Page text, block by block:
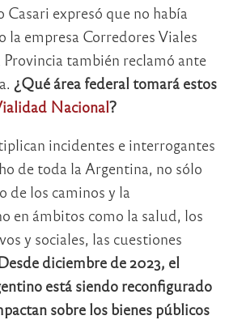
expresó que no había
la empresa Corredores Viales
también reclamó ante
¿Qué área federal tomará estos
Nacional?
incidentes e interrogantes
de toda la Argentina, no sólo
de los caminos y la
en ámbitos como la salud, los
y sociales, las cuestiones
diciembre de 2023, el
está siendo reconfigurado
sobre los bienes públicos